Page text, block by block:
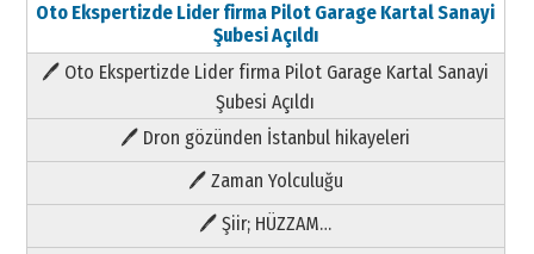
Oto Ekspertizde Lider firma Pilot Garage Kartal Sanayi
Şubesi Açıldı
🖊 Oto Ekspertizde Lider firma Pilot Garage Kartal Sanayi
Şubesi Açıldı
🖊 Dron gözünden İstanbul hikayeleri
🖊 Zaman Yolculuğu
🖊 Şiir; HÜZZAM…